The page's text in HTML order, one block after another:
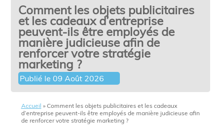
Comment les objets publicitaires
et les cadeaux d’entreprise
peuvent-ils être employés de
manière judicieuse afin de
renforcer votre stratégie
marketing ?
Publié le09 Août 2026
Accueil » Comment les objets publicitaires et les cadeaux
d’entreprise peuvent-ils être employés de manière judicieuse afin
de renforcer votre stratégie marketing ?